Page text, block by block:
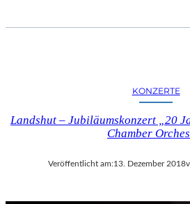
KONZERTE
Landshut – Jubiläumskonzert „20
Chamber
Veröffentlicht am:13. Dezember 2018